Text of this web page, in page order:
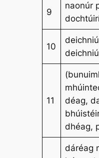
9
naonúr
10
11
déag,
dhéag,
dáréag